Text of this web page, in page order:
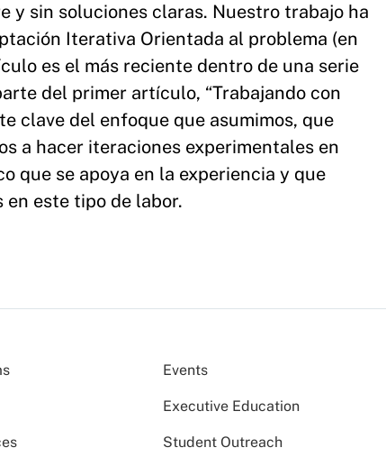
y sin soluciones claras. Nuestro trabajo ha
Iterativa Orientada al problema (en
es el más reciente dentro de una serie
del primer artículo, “Trabajando con
clave del enfoque que asumimos, que
a hacer iteraciones experimentales en
que se apoya en la experiencia y que
este tipo de labor.
Events
Executive Education
Student Outreach